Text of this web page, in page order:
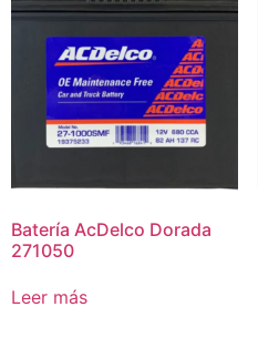
Batería AcDelco Dorada
271050
Leer más